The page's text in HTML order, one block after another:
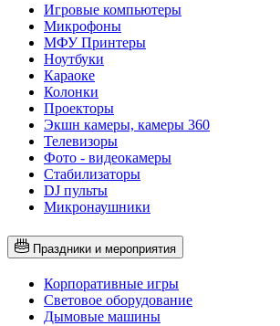
Игровые компьютеры
Микрофоны
МФУ Принтеры
Ноутбуки
Караоке
Колонки
Проекторы
Экшн камеры, камеры 360
Телевизоры
Фото - видеокамеры
Стабилизаторы
DJ пульты
Микронаушники
Праздники и мероприятия
Корпоративные игры
Световое оборудование
Дымовые машины